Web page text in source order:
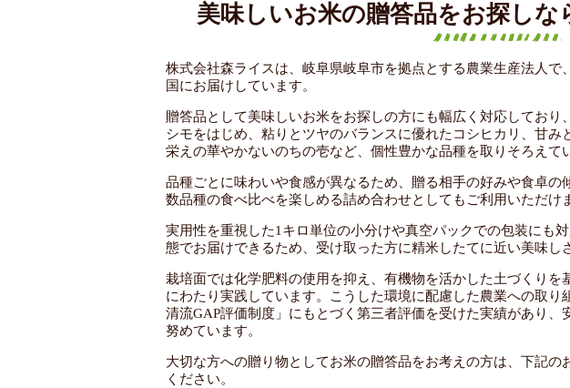
美味しいお米の贈答品をお探しな
株式会社森ライスは、岐阜県岐阜市を拠点とする農業生産法人で
国にお届けしています。
贈答品として美味しいお米をお探しの方にも幅広く対応してお
シモをはじめ、粘りとツヤのバランスに優れたコシヒカリ、甘
栄えの華やかないのちの壱など、個性豊かな品種を取りそろえて
品種ごとに味わいや食感が異なるため、贈る相手の好みや食卓の
数品種の食べ比べを楽しめる詰め合わせとしてもご利用いただけ
実用性を重視した1キロ単位の小分けや真空パックでの包装にも
態でお届けできるため、受け取った方に精米したてに近い美味し
栽培面では化学肥料の使用を抑え、有機物を活かした土づくり
にわたり実践しています。こうした環境に配慮した農業への取
清流GAP評価制度」にもとづく第三者評価を受けた実績があり、
努めています。
大切な方への贈り物としてお米の贈答品をお考えの方は、下記
ください。